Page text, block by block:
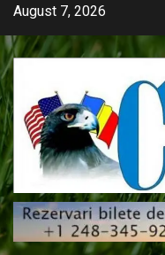
Skip
content
August 7, 2026